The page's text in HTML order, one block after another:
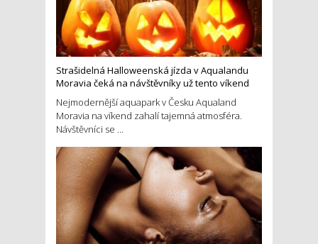
Strašidelná Halloweenská jízda v Aqualandu
Moravia čeká na návštěvníky už tento víkend
Nejmodernější aquapark v Česku Aqualand
Moravia na víkend zahalí tajemná atmosféra.
Návštěvníci se ...